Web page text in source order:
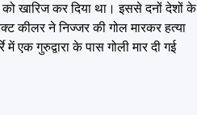
को खारिज कर दिया था। इससे दनों देशों के
कीलर ने निज्जर की गोल मारकर हत्या
गुरुद्वारा के पास गोली मार दी गई